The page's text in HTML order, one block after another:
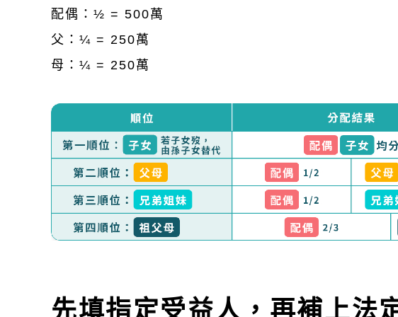
配偶：½ = 500萬
父：¼ = 250萬
母：¼ = 250萬
先填指定受益人，再補上法